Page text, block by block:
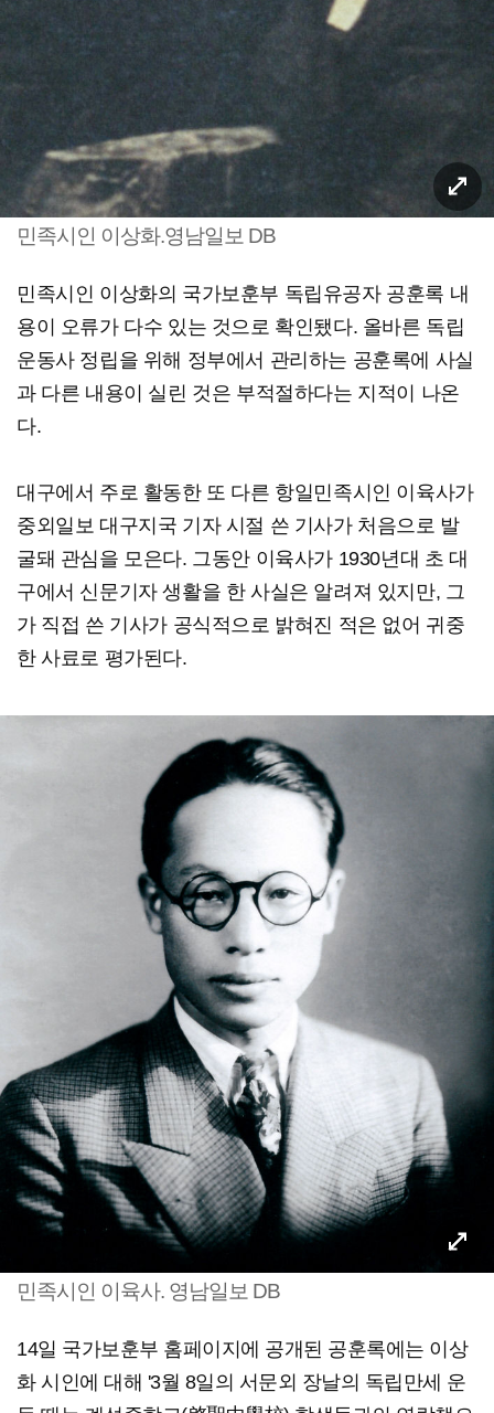
민족시인 이상화.영남일보 DB
민족시인 이상화의 국가보훈부 독립유공자 공훈록 내
용이 오류가 다수 있는 것으로 확인됐다. 올바른 독립
운동사 정립을 위해 정부에서 관리하는 공훈록에 사실
과 다른 내용이 실린 것은 부적절하다는 지적이 나온
다.
대구에서 주로 활동한 또 다른 항일민족시인 이육사가
중외일보 대구지국 기자 시절 쓴 기사가 처음으로 발
굴돼 관심을 모은다. 그동안 이육사가 1930년대 초 대
구에서 신문기자 생활을 한 사실은 알려져 있지만, 그
가 직접 쓴 기사가 공식적으로 밝혀진 적은 없어 귀중
한 사료로 평가된다.
민족시인 이육사. 영남일보 DB
14일 국가보훈부 홈페이지에 공개된 공훈록에는 이상
화 시인에 대해 '3월 8일의 서문외 장날의 독립만세 운